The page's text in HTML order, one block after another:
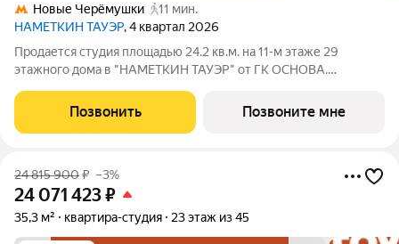
Новые Черёмушки
11 мин.
НАМЕТКИН ТАУЭР, 4 квартал 2026
Продается студия площадью 24.2 кв.м. на 11-м этаже 29
этажного дома в "НАМЕТКИН ТАУЭР" от ГК ОСНОВА.
обслуживанием, располагается в районе Черёмушки на Юго-
Западе Москвы. Архитектура от
Позвонить Позвоните мне
24 815 900₽ –3%
24 071 423₽
35,3 м² квартира-студия 23 этаж из 45